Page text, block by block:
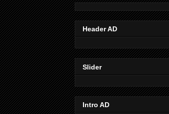
Header AD
Slider
Intro AD